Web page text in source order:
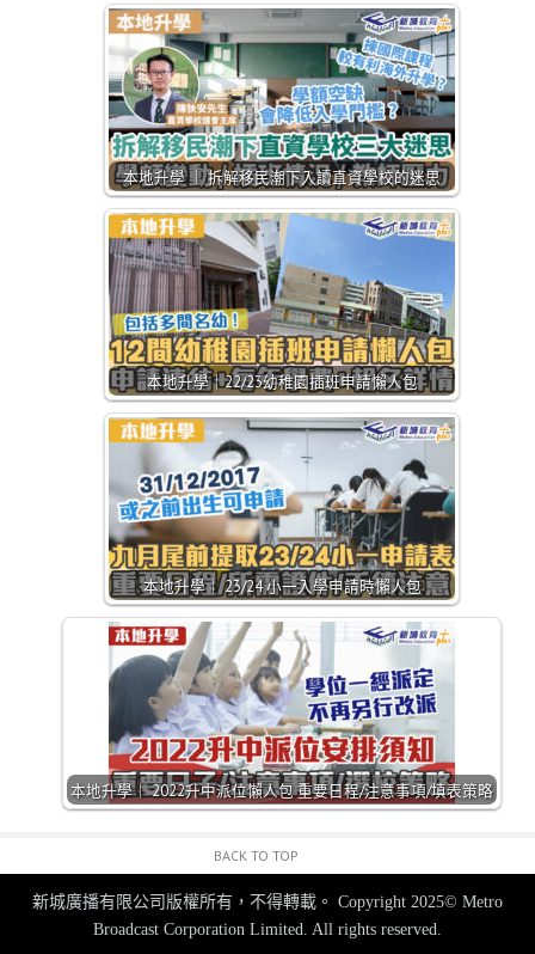
本地升學 ｜ 拆解移民潮下入讀直資學校的迷思
本地升學｜22/23幼稚園插班申請懶人包
本地升學｜ 23/24 小一入學申請時懶人包
本地升學｜ 2022升中派位懶人包 重要日程/注意事項/填表策略
BACK TO TOP
新城廣播有限公司版權所有，不得轉載。 Copyright 2025© Metro
Broadcast Corporation Limited. All rights reserved.